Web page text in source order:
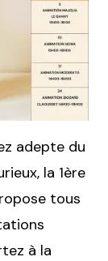
adepte du
la 1ère
tous
à la